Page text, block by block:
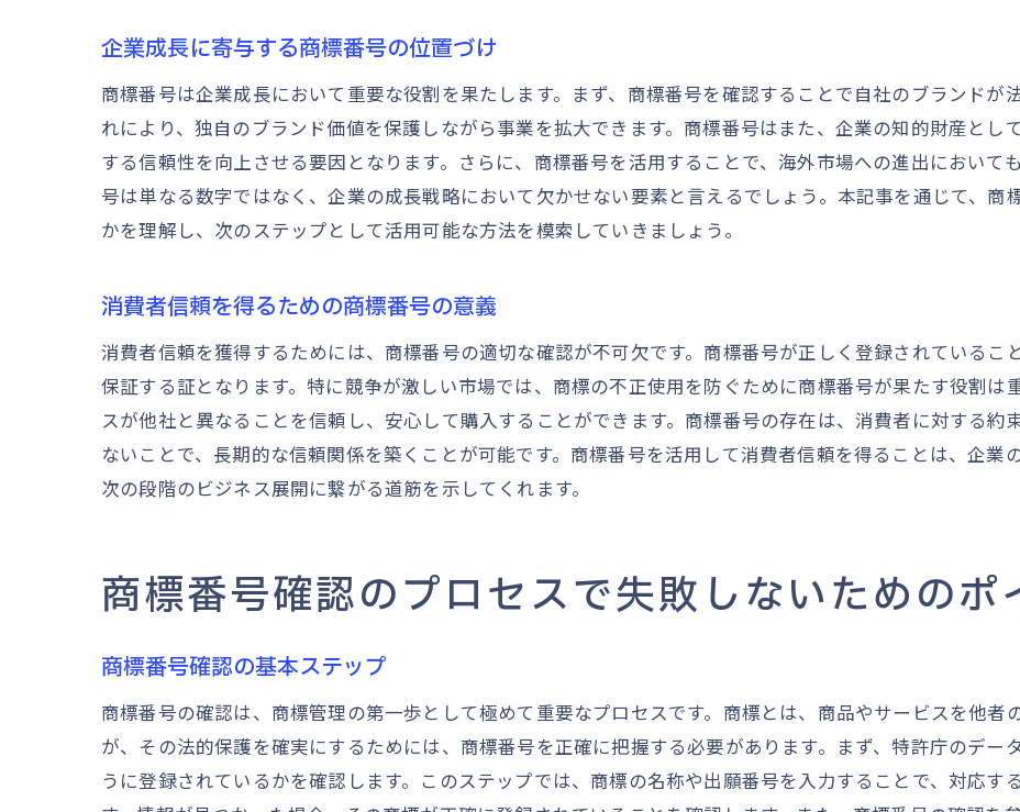
商標番号を確認することの法的な安心感
商標番号と知的財産権の相互関係
トラブル予防としての商標番号の事前確認
商標番号を通じてブランドの独自性を確保する方法
商標番号によって守られるブランドイメージ
商標番号を活用したブランド認知度向上策
独自性を確保するための商標番号の戦略的使い方
ビジネス戦略を強化するための商標番号の重要性
商標番号による競争優位性の強化策
商標番号と企業の持続可能な発展の関係
企業成長に寄与する商標番号の位置づけ
商標番号は企業成長において重要な役割を果たします。まず、商標番号を確認することで自社のブランドが
れにより、独自のブランド価値を保護しながら事業を拡大できます。商標番号はまた、企業の知的財産とし
する信頼性を向上させる要因となります。さらに、商標番号を活用することで、海外市場への進出において
号は単なる数字ではなく、企業の成長戦略において欠かせない要素と言えるでしょう。本記事を通じて、商
かを理解し、次のステップとして活用可能な方法を模索していきましょう。
消費者信頼を得るための商標番号の意義
消費者信頼を獲得するためには、商標番号の適切な確認が不可欠です。商標番号が正しく登録されているこ
保証する証となります。特に競争が激しい市場では、商標の不正使用を防ぐために商標番号が果たす役割は
スが他社と異なることを信頼し、安心して購入することができます。商標番号の存在は、消費者に対する約
ないことで、長期的な信頼関係を築くことが可能です。商標番号を活用して消費者信頼を得ることは、企業
次の段階のビジネス展開に繋がる道筋を示してくれます。
商標番号確認のプロセスで失敗しないためのポ
商標番号確認の基本ステップ
商標番号の確認は、商標管理の第一歩として極めて重要なプロセスです。商標とは、商品やサービスを他者
が、その法的保護を確実にするためには、商標番号を正確に把握する必要があります。まず、特許庁のデー
うに登録されているかを確認します。このステップでは、商標の名称や出願番号を入力することで、対応す